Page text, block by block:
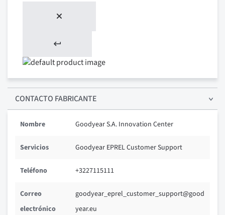
CONTACTO FABRICANTE
Nombre Goodyear S.A. Innovation Center
Servicios Goodyear EPREL Customer Support
Teléfono +3227115111
Correo
electrónico
goodyear_eprel_customer_support@good
year.eu